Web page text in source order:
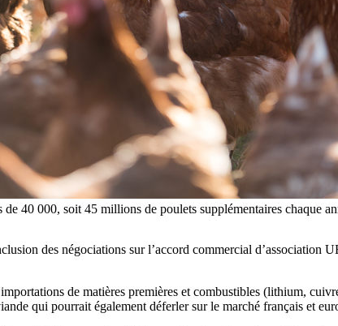
40 000, soit 45 millions de poulets supplémentaires chaque
des négociations sur l’accord commercial d’association
de matières premières et combustibles (lithium,
qui pourrait également déferler sur le marché français et